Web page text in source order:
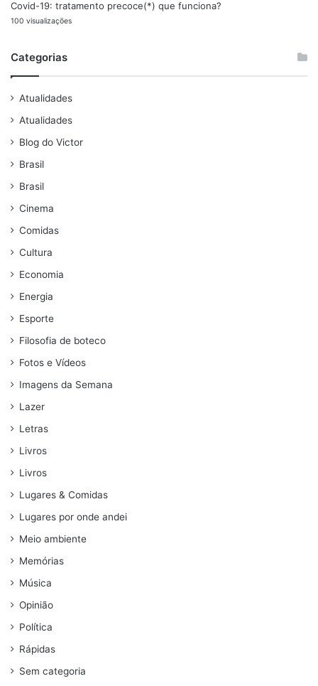
Covid-19: tratamento precoce(*) que funciona?
100 visualizações
Categorias
Atualidades
Atualidades
Blog do Victor
Brasil
Brasil
Cinema
Comidas
Cultura
Economia
Energia
Esporte
Filosofia de boteco
Fotos e Vídeos
Imagens da Semana
Lazer
Letras
Livros
Livros
Lugares & Comidas
Lugares por onde andei
Meio ambiente
Memórias
Música
Opinião
Política
Rápidas
Sem categoria